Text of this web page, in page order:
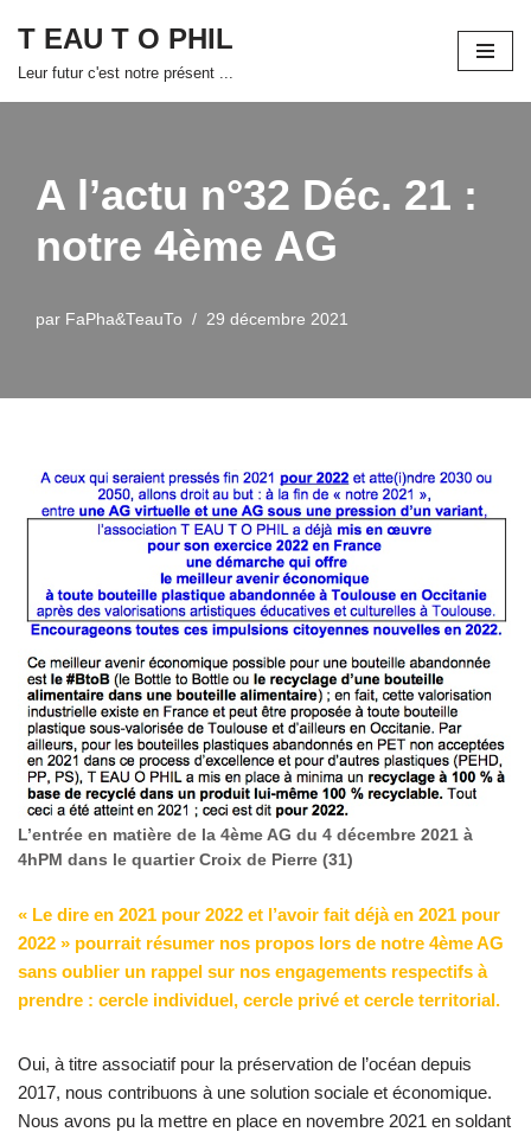
Aller
T EAU T O PHIL
Leur futur c'est notre présent ...
A l’actu n°32 Déc. 21 :
notre 4ème AG
par FaPha&TeauTo 29 décembre 2021
L’entrée en matière de la 4ème AG du 4 décembre 2021 à
4hPM dans le quartier Croix de Pierre (31)
« Le dire en 2021 pour 2022 et l’avoir fait déjà en 2021 pour
2022 » pourrait résumer nos propos lors de notre 4ème AG
sans oublier un rappel sur nos engagements respectifs à
prendre : cercle individuel, cercle privé et cercle territorial.
Oui, à titre associatif pour la préservation de l’océan depuis
2017, nous contribuons à une solution sociale et économique.
Nous avons pu la mettre en place en novembre 2021 en soldant